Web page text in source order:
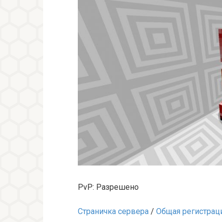
PvP: Разрешено
Страничка сервера / Общая